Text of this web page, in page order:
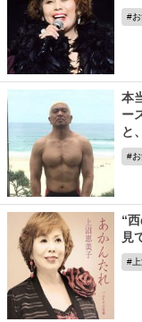
本
ー
と
“
見